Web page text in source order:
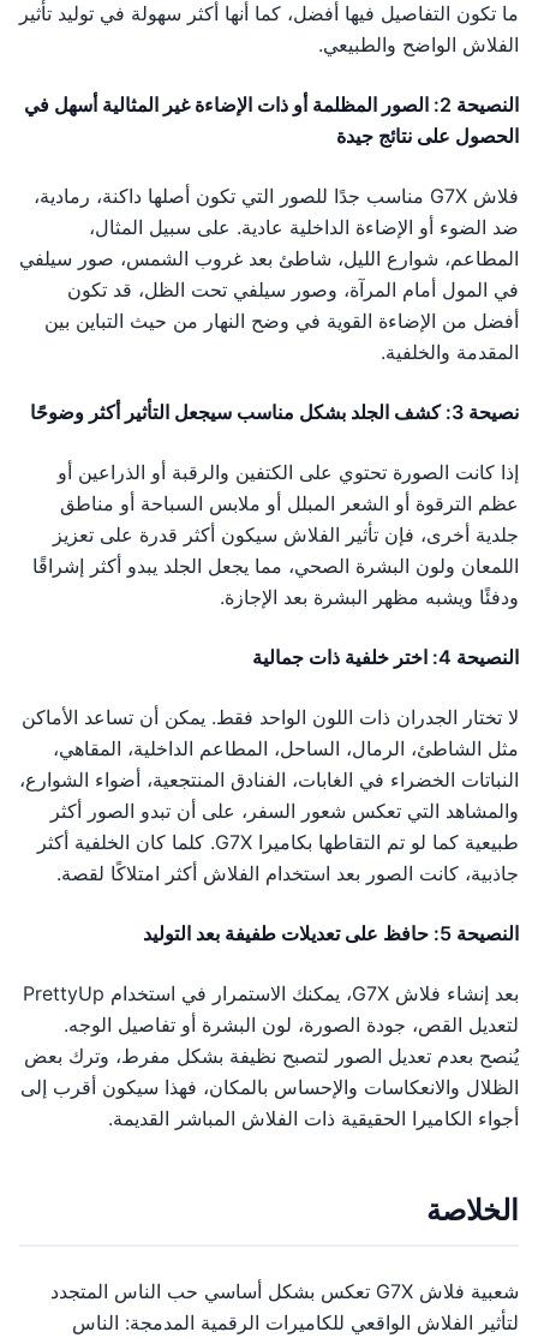
ما تكون التفاصيل فيها أفضل، كما أنها أكثر سهولة في توليد تأثير
الفلاش الواضح والطبيعي.
النصيحة 2: الصور المظلمة أو ذات الإضاءة غير المثالية أسهل في
الحصول على نتائج جيدة
فلاش G7X مناسب جدًا للصور التي تكون أصلها داكنة، رمادية،
ضد الضوء أو الإضاءة الداخلية عادية. على سبيل المثال،
المطاعم، شوارع الليل، شاطئ بعد غروب الشمس، صور سيلفي
في المول أمام المرآة، وصور سيلفي تحت الظل، قد تكون
أفضل من الإضاءة القوية في وضح النهار من حيث التباين بين
المقدمة والخلفية.
نصيحة 3: كشف الجلد بشكل مناسب سيجعل التأثير أكثر وضوحًا
إذا كانت الصورة تحتوي على الكتفين والرقبة أو الذراعين أو
عظم الترقوة أو الشعر المبلل أو ملابس السباحة أو مناطق
جلدية أخرى، فإن تأثير الفلاش سيكون أكثر قدرة على تعزيز
اللمعان ولون البشرة الصحي، مما يجعل الجلد يبدو أكثر إشراقًا
ودفئًا ويشبه مظهر البشرة بعد الإجازة.
النصيحة 4: اختر خلفية ذات جمالية
لا تختار الجدران ذات اللون الواحد فقط. يمكن أن تساعد الأماكن
مثل الشاطئ، الرمال، الساحل، المطاعم الداخلية، المقاهي،
النباتات الخضراء في الغابات، الفنادق المنتجعية، أضواء الشوارع،
والمشاهد التي تعكس شعور السفر، على أن تبدو الصور أكثر
طبيعية كما لو تم التقاطها بكاميرا G7X. كلما كان الخلفية أكثر
جاذبية، كانت الصور بعد استخدام الفلاش أكثر امتلاكًا لقصة.
النصيحة 5: حافظ على تعديلات طفيفة بعد التوليد
بعد إنشاء فلاش G7X، يمكنك الاستمرار في استخدام PrettyUp
لتعديل القص، جودة الصورة، لون البشرة أو تفاصيل الوجه.
يُنصح بعدم تعديل الصور لتصبح نظيفة بشكل مفرط، وترك بعض
الظلال والانعكاسات والإحساس بالمكان، فهذا سيكون أقرب إلى
أجواء الكاميرا الحقيقية ذات الفلاش المباشر القديمة.
الخلاصة
شعبية فلاش G7X تعكس بشكل أساسي حب الناس المتجدد
لتأثير الفلاش الواقعي للكاميرات الرقمية المدمجة: الناس